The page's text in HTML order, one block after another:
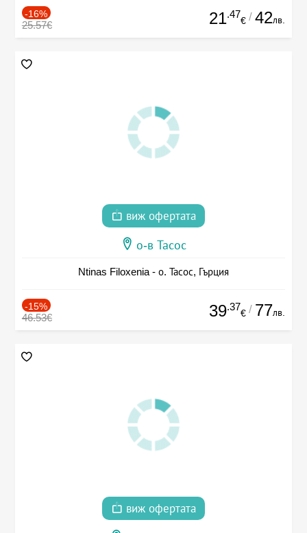
-16%
25.57€ 21.47
€ / 42лв.
виж офертата
о-в Тасос
Ntinas Filoxenia - о. Тасос, Гърция
-15%
46.53€ 39.37
€ / 77лв.
виж офертата